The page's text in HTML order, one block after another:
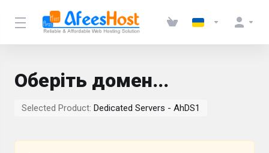
Оберіть домен...
Selected Product: Dedicated Servers - AhDS1